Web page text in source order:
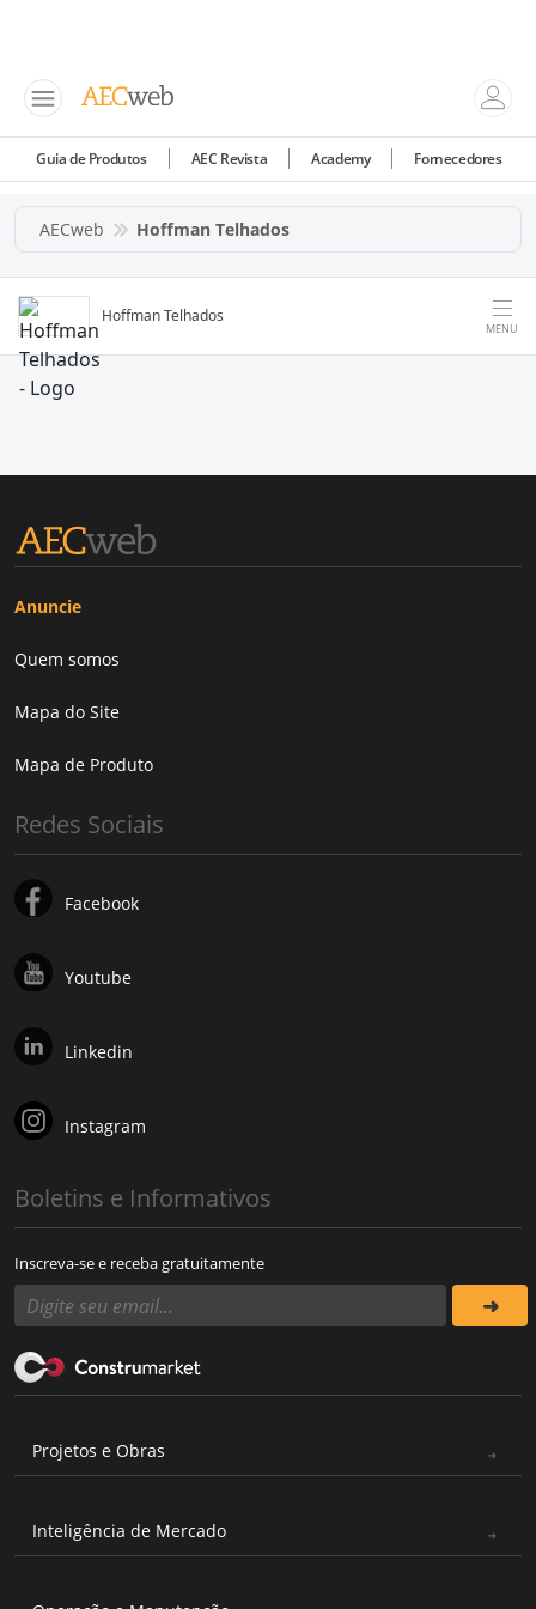
Guia de Produtos AEC Revista Academy Fornecedores
AECweb Hoffman Telhados
Hoffman Telhados
MENU
Anuncie
Quem somos
Mapa do Site
Mapa de Produto
Redes Sociais
Facebook
Youtube
Linkedin
Instagram
Boletins e Informativos
Inscreva-se e receba gratuitamente
Projetos e Obras
Inteligência de Mercado